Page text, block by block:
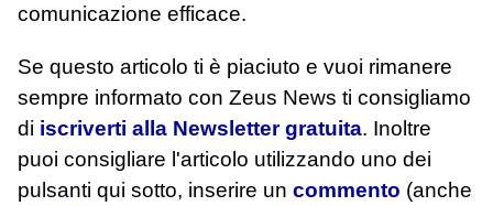
comunicazione efficace.
Se questo articolo ti è piaciuto e vuoi rimanere
sempre informato con Zeus News ti consigliamo
di iscriverti alla Newsletter gratuita. Inoltre
puoi consigliare l'articolo utilizzando uno dei
pulsanti qui sotto, inserire un commento (anche